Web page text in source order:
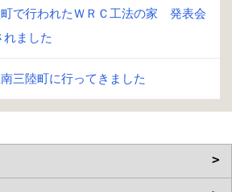
で行われたＷＲＣ工法の家 発表会
れました
三陸町に行ってきました